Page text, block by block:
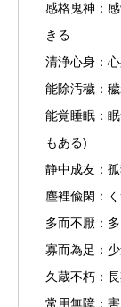
感格鬼神：
きる
清浄心身：
能除汚穢：
能覚睡眠：
もある)
静中成友：
塵裡偸閑：
多而不厭：
寡而為足：
久蔵不朽：
常用無障：